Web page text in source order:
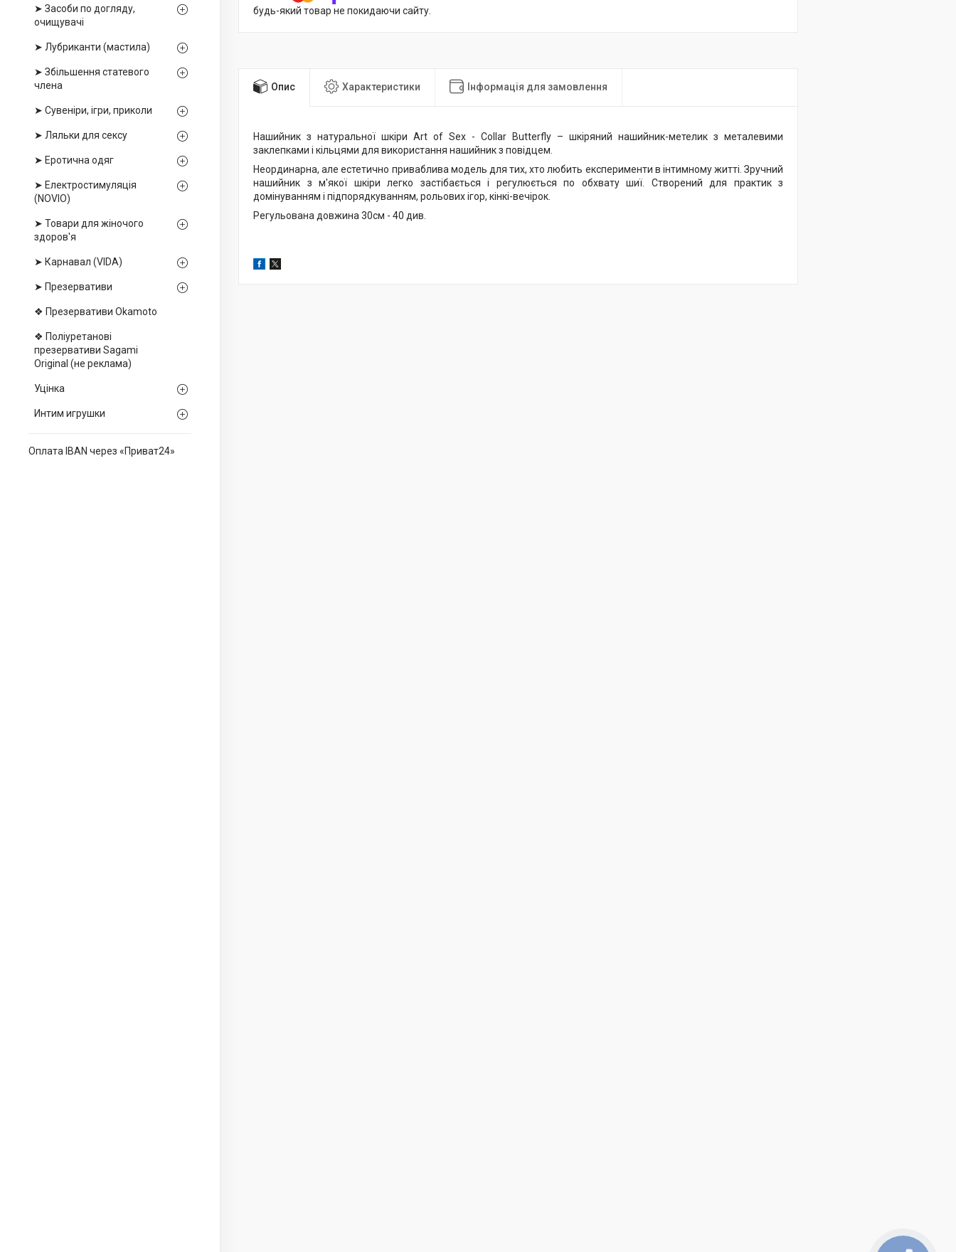
➤ Засоби по догляду,
очищувачі
➤ Лубриканти (мастила)
➤ Збільшення статевого
члена
➤ Сувеніри, ігри, приколи
➤ Ляльки для сексу
➤ Еротична одяг
➤ Електростимуляція
(NOVIO)
➤ Товари для жіночого
здоров'я
➤ Карнавал (VIDA)
➤ Презервативи
❖ Презервативи Okamoto
❖ Поліуретанові
презервативи Sagami
Оriginal (не реклама)
Уцінка
Интим игрушки
Оплата IBAN через «Приват24»
будь-який товар не покидаючи сайту.
Опис Характеристики Інформація для замовлення
Нашийник з натуральної шкіри Art of Sex - Collar Butterfly – шкіряний нашийник-метелик з металевими
заклепками і кільцями для використання нашийник з повідцем.
Неординарна, але естетично приваблива модель для тих, хто любить експерименти в інтимному житті. Зручний
нашийник з м'якої шкіри легко застібається і регулюється по обхвату шиї. Створений для практик з
домінуванням і підпорядкуванням, рольових ігор, кінкі-вечірок.
Регульована довжина 30см - 40 див.